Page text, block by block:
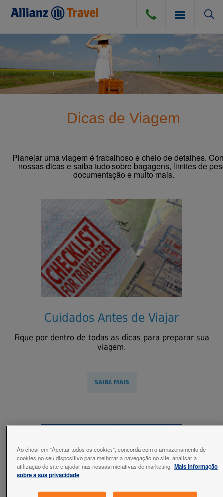
SEGURO VIAGEM
SEGURO VIAGEM MARÍTIMO
CANCELAMENTO POR DIVERSAS CAUSAS
BLOG
COMPRA DE CÂMBIO
DÚVIDAS E DICAS
PERGUNTAS FREQUENTES
DICAS DE
SAÚDE E
CUIDADOS
ATENDIMENTO
INSTITUCIONAL
MINHA CONTA
Dicas de Viagem
Planejar uma viagem é trabalhoso e cheio de detalhes.
nossas dicas e saiba tudo sobre bagagens, limites de
documentação e muito mais.
Cuidados Antes de Viajar
Fique por dentro de todas as dicas para preparar sua
viagem.
SAIBA MAIS
Ao clicar em "Aceitar todos os cookies", concorda com o armazenamento de
cookies no seu dispositivo para melhorar a navegação no site, analisar a
utilização do site e ajudar nas nossas iniciativas de marketing. Mais informação
sobre a sua privacidade